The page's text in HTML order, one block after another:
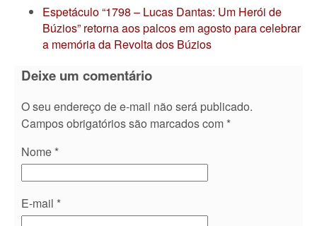
Espetáculo “1798 – Lucas Dantas: Um Herói de
Búzios” retorna aos palcos em agosto para celebrar
a memória da Revolta dos Búzios
Deixe um comentário
O seu endereço de e-mail não será publicado.
Campos obrigatórios são marcados com *
Nome *
E-mail *